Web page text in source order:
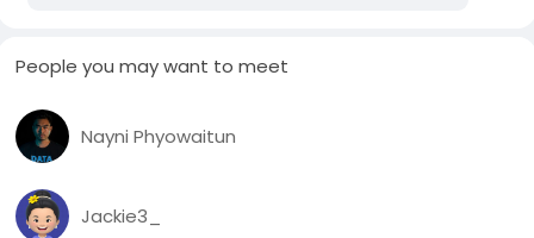
People you may want to meet
Nayni Phyowaitun
Jackie3_